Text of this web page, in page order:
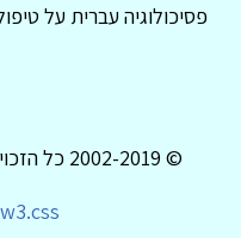
פסיכולוגיה עברית על
© 2002-2019 כל הזכויות שמורות לפסיכולוגיה עברית
w3.css